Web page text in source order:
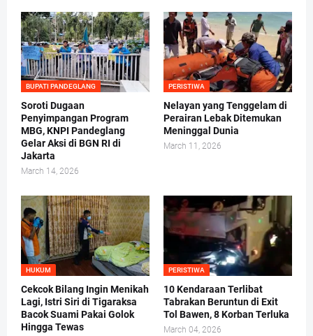
BUPATI PANDEGLANG
Soroti Dugaan
Penyimpangan Program
MBG, KNPI Pandeglang
Gelar Aksi di BGN RI di
Jakarta
March 14, 2026
PERISTIWA
Nelayan yang Tenggelam di
Perairan Lebak Ditemukan
Meninggal Dunia
March 11, 2026
HUKUM
Cekcok Bilang Ingin Menikah
Lagi, Istri Siri di Tigaraksa
Bacok Suami Pakai Golok
Hingga Tewas
PERISTIWA
10 Kendaraan Terlibat
Tabrakan Beruntun di Exit
Tol Bawen, 8 Korban Terluka
March 04, 2026